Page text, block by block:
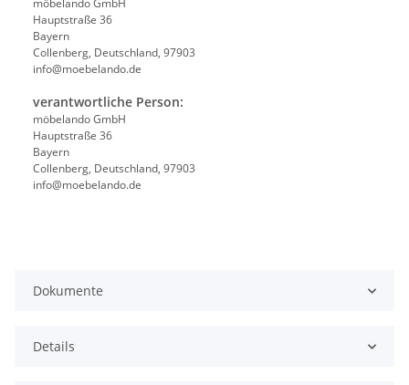
möbelando GmbH
Hauptstraße 36
Bayern
Collenberg, Deutschland, 97903
info@moebelando.de
verantwortliche Person:
möbelando GmbH
Hauptstraße 36
Bayern
Collenberg, Deutschland, 97903
info@moebelando.de
Dokumente
Details